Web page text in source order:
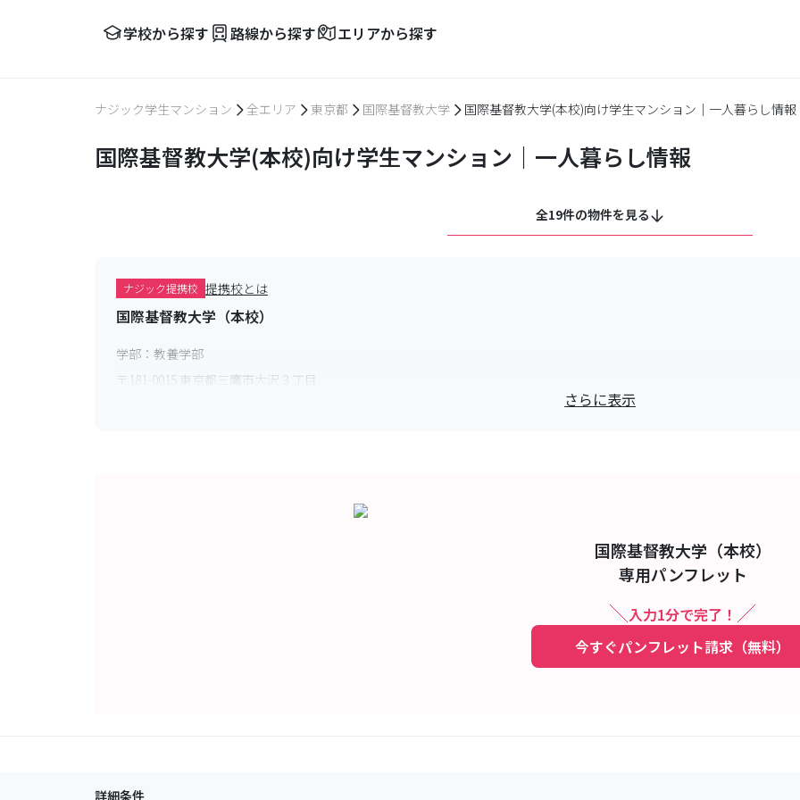
学校から探す 路線から探す エリアから探す
ナジック学生マンション 全エリア 東京都 国際基督教大学 国際基督教大学(本校)向け学生マンション｜一人暮らし情報
国際基督教大学(本校)向け学生マンション｜一人暮らし情報
全19件の物件を見る
ナジック提携校 提携校とは
国際基督教大学（本校）
学部： 教養学部
〒 181-0015 東京都三鷹市大沢３丁目
①JR中央線「武蔵境」駅南口2番乗場「小田急バス」「（境93）国際基督教大学」行乗車12分,②JR「三鷹」駅
さらに表示
国際基督教大学（本校）
専用パンフレット
入力1分で完了！
今すぐパンフレット請求（無料）
詳細条件